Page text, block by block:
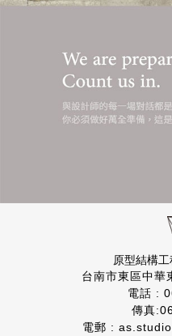
原型結構
台南市東區中華
電話 :
傳真
電郵 :